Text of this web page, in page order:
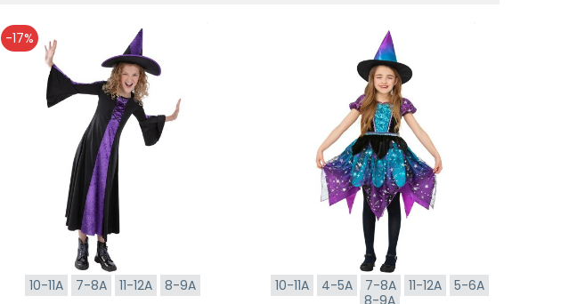
-17%
10-11A 7-8A 11-12A
8-9A
10-11A 4-5A 7-8A 11-12A
5-6A
8-9A